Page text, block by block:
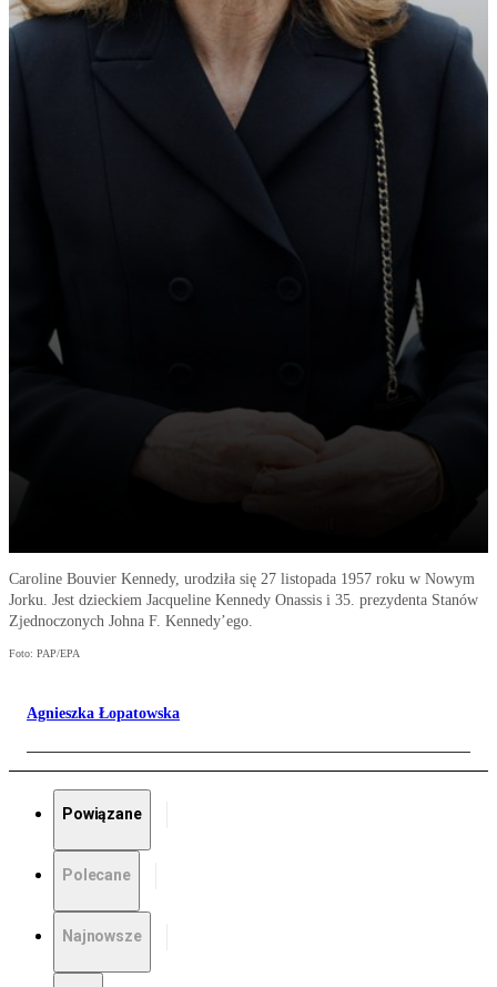
Caroline Bouvier Kennedy, urodziła się 27 listopada 1957 roku w Nowym
Jorku. Jest dzieckiem Jacqueline Kennedy Onassis i 35. prezydenta Stanów
Zjednoczonych Johna F. Kennedy’ego.
Foto: PAP/EPA
Agnieszka Łopatowska
Powiązane
Polecane
Najnowsze